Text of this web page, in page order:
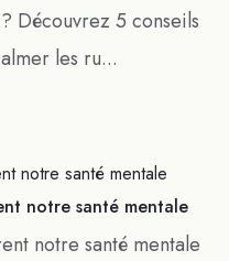
Découvrez 5 conseils
les ru...
notre santé mentale
notre santé mentale